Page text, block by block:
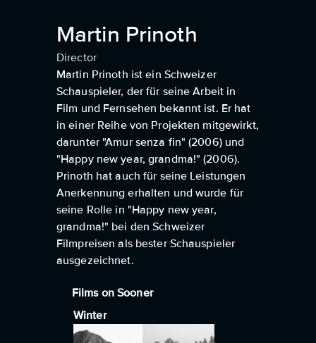
Martin Prinoth
Director
Martin Prinoth ist ein Schweizer
Schauspieler, der für seine Arbeit in
Film und Fernsehen bekannt ist. Er hat
in einer Reihe von Projekten mitgewirkt,
darunter "Amur senza fin" (2006) und
"Happy new year, grandma!" (2006).
Prinoth hat auch für seine Leistungen
Anerkennung erhalten und wurde für
seine Rolle in "Happy new year,
grandma!" bei den Schweizer
Filmpreisen als bester Schauspieler
ausgezeichnet.
Films on Sooner
Winter